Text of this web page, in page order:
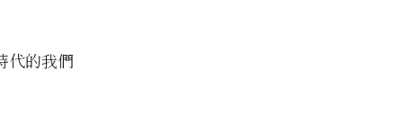
代的我們